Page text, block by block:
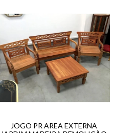
JOGO PR AREA EXTERNA